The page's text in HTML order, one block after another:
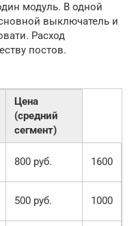
модуль. В одной
выключатель и
Расход
постов.
Цена
(средний
сегмент)
800 руб. 1600
500 руб. 1000